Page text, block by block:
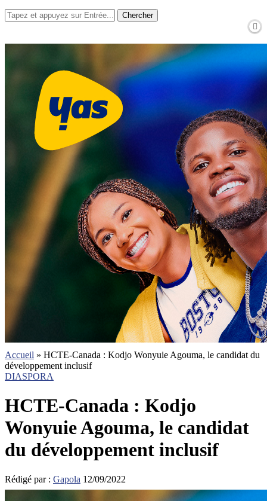
Chercher
Accueil » HCTE-Canada : Kodjo Wonyuie Agouma, le candidat du
développement inclusif
DIASPORA
HCTE-Canada : Kodjo
Wonyuie Agouma, le candidat
du développement inclusif
Rédigé par : Gapola 12/09/2022